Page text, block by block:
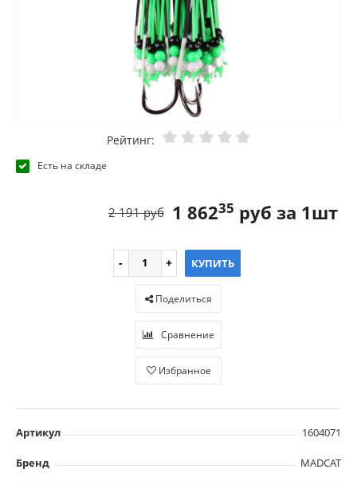
Рейтинг:
Есть на складе
1 86235 руб за 1шт
2 191 руб
КУПИТЬ
Поделиться
Сравнение
Избранное
Артикул 1604071
Бренд MADCAT